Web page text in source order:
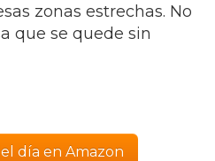
zonas estrechas. No
que se quede sin
día en Amazon